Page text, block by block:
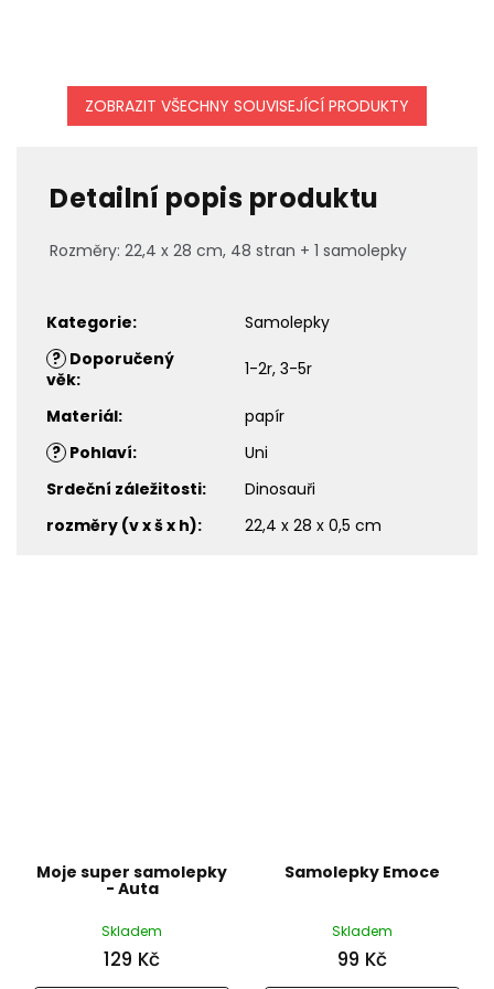
ZOBRAZIT VŠECHNY SOUVISEJÍCÍ PRODUKTY
Detailní popis produktu
Rozměry: 22,4 x 28 cm, 48 stran + 1 samolepky
Kategorie:
Samolepky
? Doporučený
věk: 1-2r, 3-5r
Materiál:
papír
? Pohlaví:
Uni
Srdeční záležitosti:
Dinosauři
rozměry (v x š x h): 22,4 x 28 x 0,5 cm
Moje super samolepky
- Auta
Skladem
129 Kč
Samolepky Emoce
Skladem
99 Kč